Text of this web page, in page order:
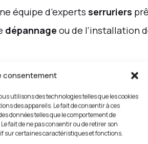
consentement
utilisons des technologies telles que les cookies
des appareils. Le fait de consentir à ces
données telles que le comportement de
fait de ne pas consentir ou de retirer son
sur certaines caractéristiques et fonctions.
équipe d’experts serruriers
dépannage ou de l’installation
de , surtout
pour résoudre toute situation
rapidepour vous assurer